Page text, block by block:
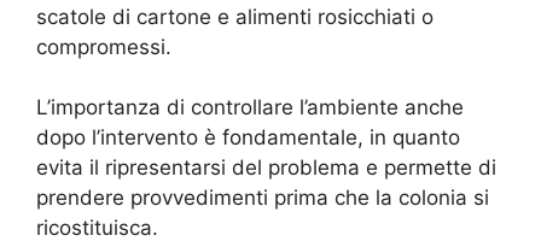
scatole di cartone e alimenti rosicchiati o
compromessi.
L’importanza di controllare l’ambiente anche
dopo l’intervento è fondamentale, in quanto
evita il ripresentarsi del problema e permette di
prendere provvedimenti prima che la colonia si
ricostituisca.